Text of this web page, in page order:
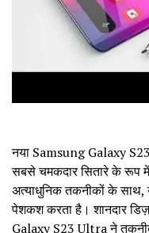
नया Samsung Galaxy
सबसे चमकदार सितारे के रूप
अत्याधुनिक तकनीकों के साथ,
पेशकश करता है। शानदार
Galaxy S23 Ultra ने